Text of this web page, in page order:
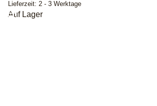
Lieferzeit: 2 - 3 Werktage
Auf Lager